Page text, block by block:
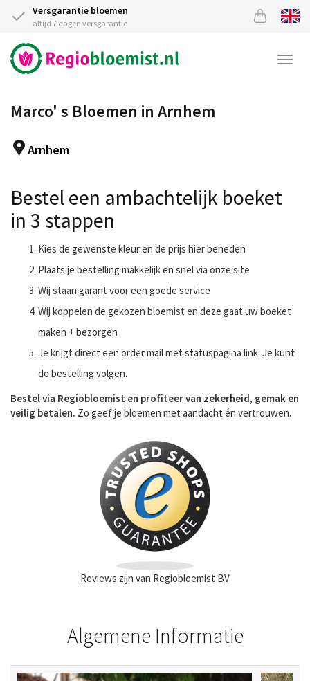
Versgarantie bloemen
altijd 7 dagen versgarantie
Marco' s Bloemen in Arnhem
Arnhem
Bestel een ambachtelijk boeket
in 3 stappen
Kies de gewenste kleur en de prijs hier beneden
Plaats je bestelling makkelijk en snel via onze site
Wij staan garant voor een goede service
Wij koppelen de gekozen bloemist en deze gaat uw boeket
maken + bezorgen
Je krijgt direct een order mail met statuspagina link. Je kunt
de bestelling volgen.
Bestel via Regiobloemist en profiteer van zekerheid, gemak en
veilig betalen. Zo geef je bloemen met aandacht én vertrouwen.
Reviews zijn van Regiobloemist BV
Algemene Informatie